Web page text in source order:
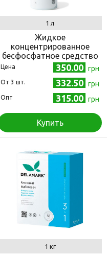
1 л
Жидкое
концентрированное
бесфосфатное средство
для стирки DeLaMark
Universal 1 л
Цена 350.00 грн
Oт 3 шт. 332.50 грн
Опт 315.00 грн
Купить
1 кг